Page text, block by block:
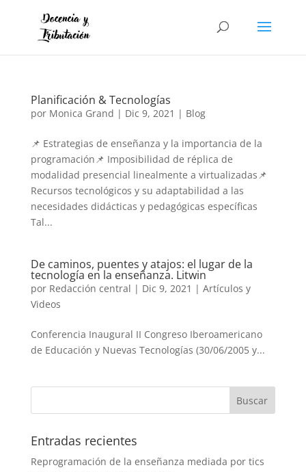
Planificación & Tecnologías
por Monica Grand | Dic 9, 2021 | Blog
📌 Estrategias de enseñanza y la importancia de la
programación📌 Imposibilidad de réplica de
modalidad presencial linealmente a virtualizadas📌
Recursos tecnológicos y su adaptabilidad a las
necesidades didácticas y pedagógicas específicas
Tal...
De caminos, puentes y atajos: el lugar de la
tecnología en la enseñanza. Litwin
por Redacción central | Dic 9, 2021 | Artículos y
Videos
Conferencia Inaugural II Congreso Iberoamericano
de Educación y Nuevas Tecnologías (30/06/2005 y...
Entradas recientes
Reprogramación de la enseñanza mediada por tics